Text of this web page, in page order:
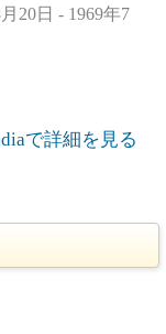
20日 - 1969年7
で詳細を見る